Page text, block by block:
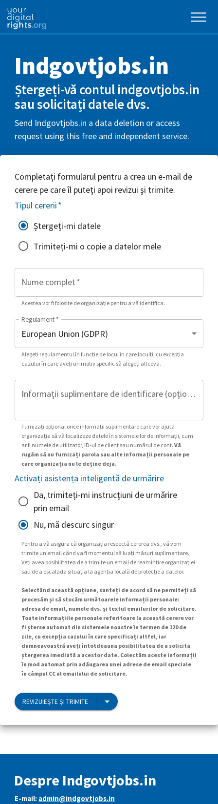
Indgovtjobs.in
Ștergeți-vă contul indgovtjobs.in
sau solicitați datele dvs.
Send Indgovtjobs.in a data deletion or access
request using this free and independent service.
Completați formularul pentru a crea un e-mail de
cerere pe care îl puteți apoi revizui și trimite.
Tipul cererii*
Ștergeți-mi datele
Trimiteți-mi o copie a datelor mele
Nume complet*
Acestea vor fi folosite de organizație pentru a vă identifica.
Regulament *
Alegeți regulamentul în funcție de locul în care locuiți, cu excepția
cazului în care aveți un motiv specific să alegeți altceva.
Informații suplimentare de identificare (opțional)
Furnizați opțional orice informații suplimentare care vor ajuta
organizația să vă localizeze datele în sistemele lor de informații, cum
ar fi numele de utilizator, ID-ul de client sau numărul de cont. Vă
rugăm să nu furnizați parola sau alte informații personale pe
care organizația nu le deține deja.
Activați asistența inteligentă de urmărire
Da, trimiteți-mi instrucțiuni de urmărire
prin email
Nu, mă descurc singur
Pentru a vă asigura că organizația respectă cererea dvs., vă vom
trimite un email când va fi momentul să luați măsuri suplimentare.
Veți avea posibilitatea de a trimite un email de reamintire organizației
sau de a escalada situația la agenția locală de protecție a datelor.
Selectând această opțiune, sunteți de acord să ne permiteți să
procesăm și să stocăm următoarele informații personale:
adresa de email, numele dvs. și textul emailurilor de solicitare.
Toate informațiile personale referitoare la această cerere vor
fi șterse automat din sistemele noastre în termen de 120 de
zile, cu excepția cazului în care specificați altfel, iar
dumneavoastră aveți întotdeauna posibilitatea de a solicita
ștergerea imediată a acestor date. Colectăm aceste informații
în mod automat prin adăugarea unei adrese de email speciale
în câmpul CC al emailului de solicitare.
REVIZUIEȘTE ȘI TRIMITE
Despre Indgovtjobs.in
E-mail: admin@indgovtjobs.in